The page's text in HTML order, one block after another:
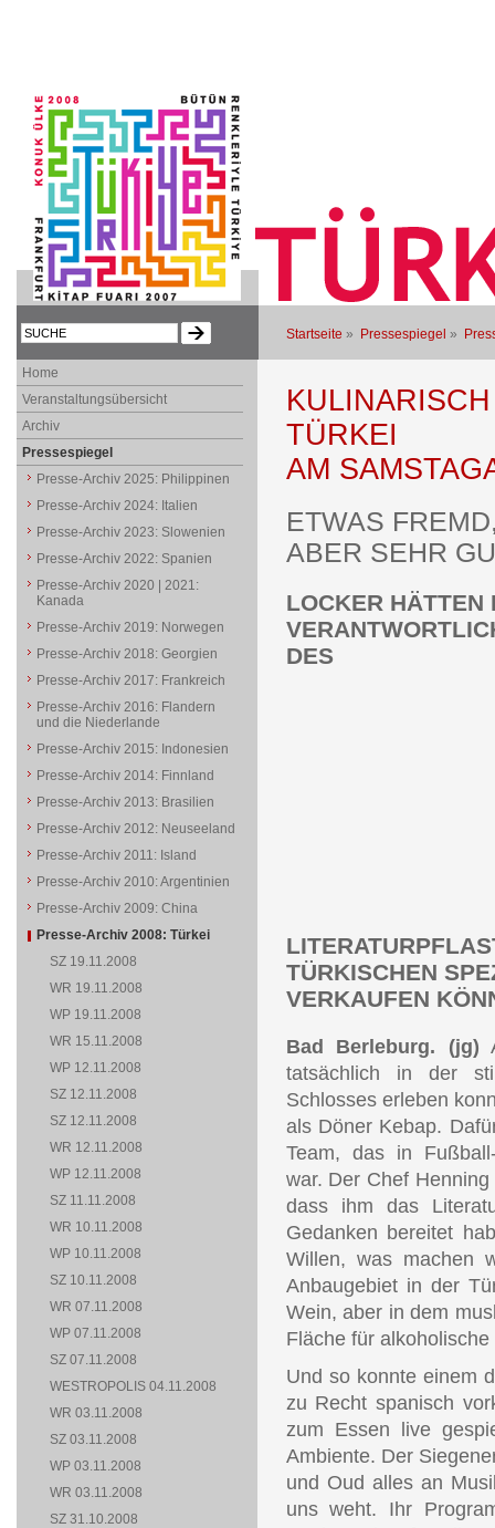
Startseite » Pressespiegel »
TÜRKEI
AM
ETWAS
ABER SEHR
LOCKER HÄTTEN
DES
TÜRKISCHEN
VERKAUFEN
Bad Berleburg. (jg)
tatsächlich in der
Schlosses erleben
als Döner Kebap.
Team, das in
war. Der Chef
dass ihm das
Gedanken bereitet
Willen, was machen
Anbaugebiet in der
Wein, aber in dem
Fläche für
Und so konnte einem
zu Recht spanisch
zum Essen live
Ambiente. Der
und Oud alles an
uns weht. Ihr
Home
Veranstaltungsübersicht
Archiv
Pressespiegel
Presse-Archiv 2025: Philippinen
Presse-Archiv 2024: Italien
Presse-Archiv 2023: Slowenien
Presse-Archiv 2022: Spanien
Presse-Archiv 2020 | 2021:
Kanada
Presse-Archiv 2019: Norwegen
Presse-Archiv 2018: Georgien
Presse-Archiv 2017: Frankreich
Presse-Archiv 2016: Flandern
und die Niederlande
Presse-Archiv 2015: Indonesien
Presse-Archiv 2014: Finnland
Presse-Archiv 2013: Brasilien
Presse-Archiv 2012: Neuseeland
Presse-Archiv 2011: Island
Presse-Archiv 2010: Argentinien
Presse-Archiv 2009: China
Presse-Archiv 2008: Türkei
SZ 19.11.2008
WR 19.11.2008
WP 19.11.2008
WR 15.11.2008
WP 12.11.2008
SZ 12.11.2008
SZ 12.11.2008
WR 12.11.2008
WP 12.11.2008
SZ 11.11.2008
WR 10.11.2008
WP 10.11.2008
SZ 10.11.2008
WR 07.11.2008
WP 07.11.2008
SZ 07.11.2008
WESTROPOLIS 04.11.2008
WR 03.11.2008
SZ 03.11.2008
WP 03.11.2008
WR 03.11.2008
SZ 31.10.2008